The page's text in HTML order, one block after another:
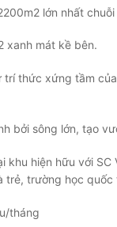
lớn nhất
xanh mát kề bên.
trí thức xứng tầm
bởi sông lớn, tạo
khu hiện hữu với SC
trẻ, trường học
tháng